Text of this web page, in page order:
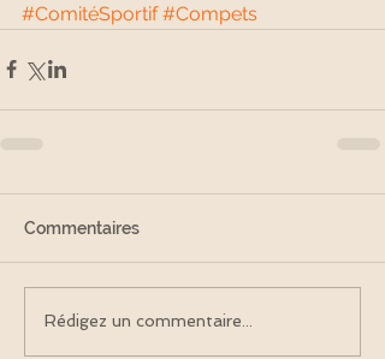
#ComitéSportif #Compets
Commentaires
Rédigez un commentaire...